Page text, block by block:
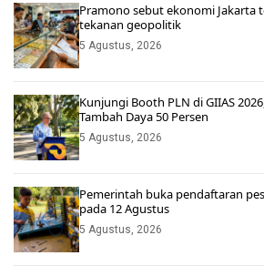
Pramono sebut ekonomi Jakarta
tekanan geopolitik
5 Agustus, 2026
Kunjungi Booth PLN di GIIAS
Tambah Daya 50 Persen
5 Agustus, 2026
Pemerintah buka pendaftaran
pada 12 Agustus
5 Agustus, 2026